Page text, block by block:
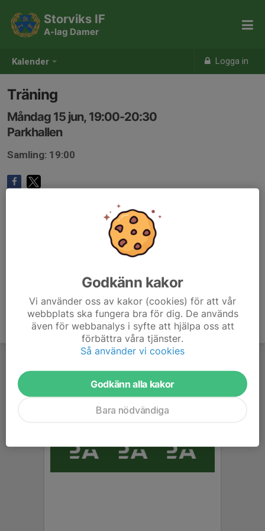
Kalender Logga in
Storviks IF
A-lag Damer
Träning
Måndag 15 jun, 19:00-20:30
Parkhallen
Samling: 19:00
Godkänn kakor
Vi använder oss av kakor (cookies) för att vår
webbplats ska fungera bra för dig. De används
även för webbanalys i syfte att hjälpa oss att
förbättra våra tjänster.
Så använder vi cookies
Godkänn alla kakor
Bara nödvändiga